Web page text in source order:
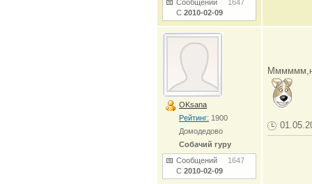
Сообщений 1647
С 2010-02-09
OKsana
Рейтинг: 1900
Домодедово
Собачий гуру
Сообщений 1647
С 2010-02-09